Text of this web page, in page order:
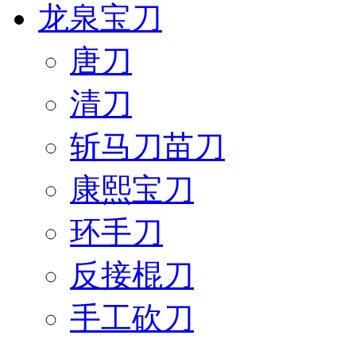
龙泉宝刀
唐刀
清刀
斩马刀苗刀
康熙宝刀
环手刀
反接棍刀
手工砍刀